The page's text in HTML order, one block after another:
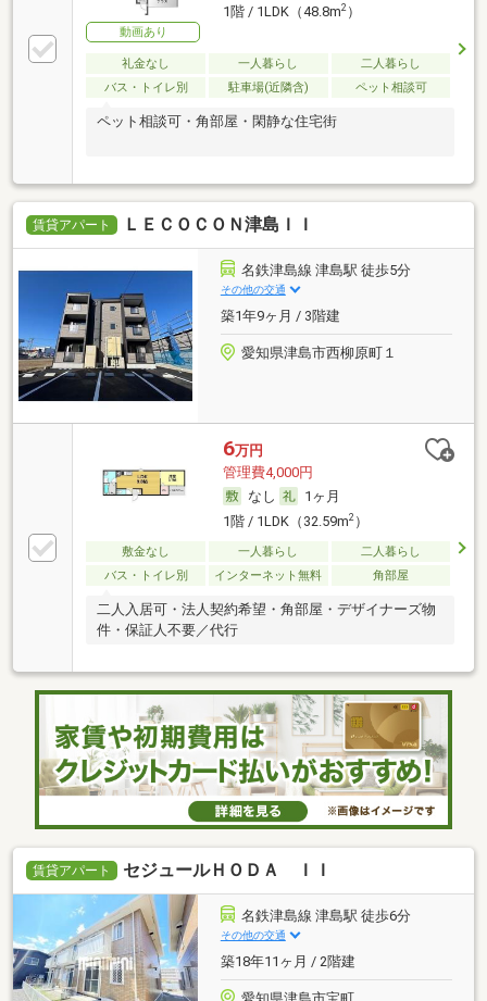
動画あり
1階 / 1LDK（48.8m2）
礼金なし 一人暮らし
二人暮らし
バス・トイレ別
駐車場(近隣含) ペット相談可
ペット相談可・角部屋・閑静な住宅街
賃貸アパート ＬＥＣＯＣＯＮ津島ＩＩ
名鉄津島線 津島駅 徒歩5分
その他の交通
築1年9ヶ月 / 3階建
愛知県津島市西柳原町１
6万円
管理費4,000円
なし
1ヶ月
1階 / 1LDK（32.59m2）
敷金なし 一人暮らし
二人暮らし
バス・トイレ別
インターネット無料 角部屋
二人入居可・法人契約希望・角部屋・デザイナーズ物
件・保証人不要／代行
賃貸アパート セジュールＨＯＤＡ ＩＩ
名鉄津島線 津島駅 徒歩6分
その他の交通
築18年11ヶ月 / 2階建